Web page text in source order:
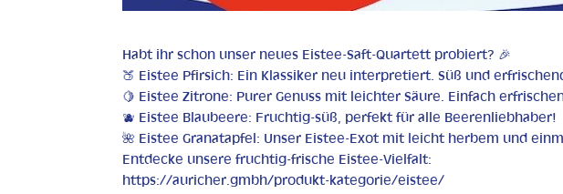
Habt ihr schon unser neues Eistee-Saft-Quartett probiert? 🎉
🍑 Eistee Pfirsich: Ein Klassiker neu interpretiert. Süß und
🍋 Eistee Zitrone: Purer Genuss mit leichter Säure. Einfach
🫐 Eistee Blaubeere: Fruchtig-süß, perfekt für alle Beerenliebhaber!
🌺 Eistee Granatapfel: Unser Eistee-Exot mit leicht herbem und
Entdecke unsere fruchtig-frische Eistee-Vielfalt:
https://auricher.gmbh/produkt-kategorie/eistee/